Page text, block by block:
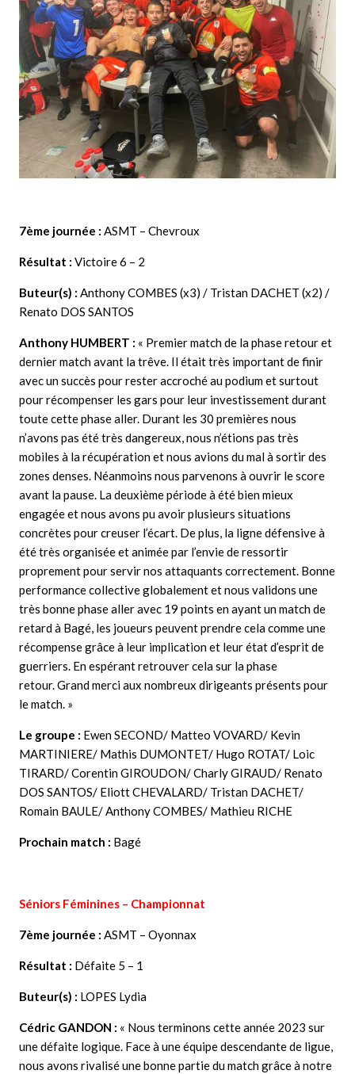
7ème journée : ASMT – Chevroux
Résultat : Victoire 6 – 2
Buteur(s) : Anthony COMBES (x3) / Tristan DACHET (x2) /
Renato DOS SANTOS
Anthony HUMBERT : « Premier match de la phase retour et
dernier match avant la trêve. Il était très important de finir
avec un succès pour rester accroché au podium et surtout
pour récompenser les gars pour leur investissement durant
toute cette phase aller. Durant les 30 premières nous
n’avons pas été très dangereux, nous n’étions pas très
mobiles à la récupération et nous avions du mal à sortir des
zones denses. Néanmoins nous parvenons à ouvrir le score
avant la pause. La deuxième période à été bien mieux
engagée et nous avons pu avoir plusieurs situations
concrètes pour creuser l’écart. De plus, la ligne défensive à
été très organisée et animée par l’envie de ressortir
proprement pour servir nos attaquants correctement. Bonne
performance collective globalement et nous validons une
très bonne phase aller avec 19 points en ayant un match de
retard à Bagé, les joueurs peuvent prendre cela comme une
récompense grâce à leur implication et leur état d’esprit de
guerriers. En espérant retrouver cela sur la phase
retour. Grand merci aux nombreux dirigeants présents pour
le match. »
Le groupe : Ewen SECOND/ Matteo VOVARD/ Kevin
MARTINIERE/ Mathis DUMONTET/ Hugo ROTAT/ Loic
TIRARD/ Corentin GIROUDON/ Charly GIRAUD/ Renato
DOS SANTOS/ Eliott CHEVALARD/ Tristan DACHET/
Romain BAULE/ Anthony COMBES/ Mathieu RICHE
Prochain match : Bagé
Séniors Féminines – Championnat
7ème journée : ASMT – Oyonnax
Résultat : Défaite 5 – 1
Buteur(s) : LOPES Lydia
Cédric GANDON : « Nous terminons cette année 2023 sur
une défaite logique. Face à une équipe descendante de ligue,
nous avons rivalisé une bonne partie du match grâce à notre